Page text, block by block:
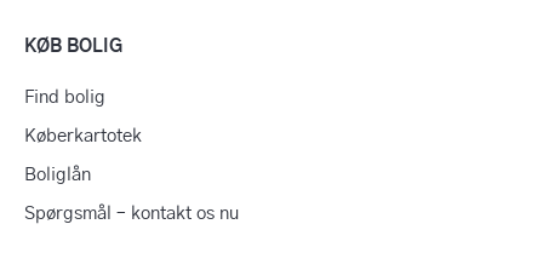
KØB BOLIG
Find bolig
Køberkartotek
Boliglån
Spørgsmål – kontakt os nu